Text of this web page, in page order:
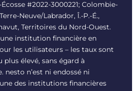
Écosse #2022-3000221; Colombie-
Neuve/Labrador, Î.-P.-É.,
Territoires du Nord-Ouest.
institution financière en
les utilisateurs – les taux sont
plus élevé, sans égard à
nesto n’est ni endossé ni
des institutions financières